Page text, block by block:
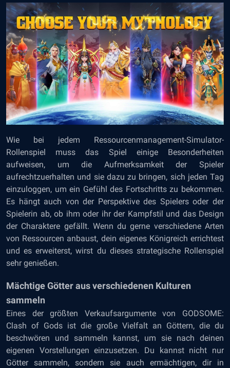
Wie bei jedem Ressourcenmanagement-Simulator-
Rollenspiel muss das Spiel einige Besonderheiten
aufweisen, um die Aufmerksamkeit der Spieler
aufrechtzuerhalten und sie dazu zu bringen, sich jeden Tag
einzuloggen, um ein Gefühl des Fortschritts zu bekommen.
Es hängt auch von der Perspektive des Spielers oder der
Spielerin ab, ob ihm oder ihr der Kampfstil und das Design
der Charaktere gefällt. Wenn du gerne verschiedene Arten
von Ressourcen anbaust, dein eigenes Königreich errichtest
und es erweiterst, wirst du dieses strategische Rollenspiel
sehr genießen.
Mächtige Götter aus verschiedenen Kulturen
sammeln
Eines der größten Verkaufsargumente von GODSOME:
Clash of Gods ist die große Vielfalt an Göttern, die du
beschwören und sammeln kannst, um sie nach deinen
eigenen Vorstellungen einzusetzen. Du kannst nicht nur
Götter sammeln, sondern sie auch ermächtigen, dir in